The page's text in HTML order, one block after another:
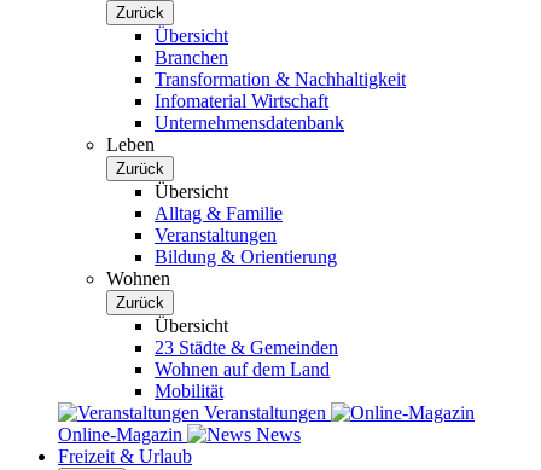
Zurück
Übersicht
Branchen
Transformation & Nachhaltigkeit
Infomaterial Wirtschaft
Unternehmensdatenbank
Leben
Zurück
Übersicht
Alltag & Familie
Veranstaltungen
Bildung & Orientierung
Wohnen
Zurück
Übersicht
23 Städte & Gemeinden
Wohnen auf dem Land
Mobilität
Veranstaltungen
Online-Magazin
News
Freizeit & Urlaub